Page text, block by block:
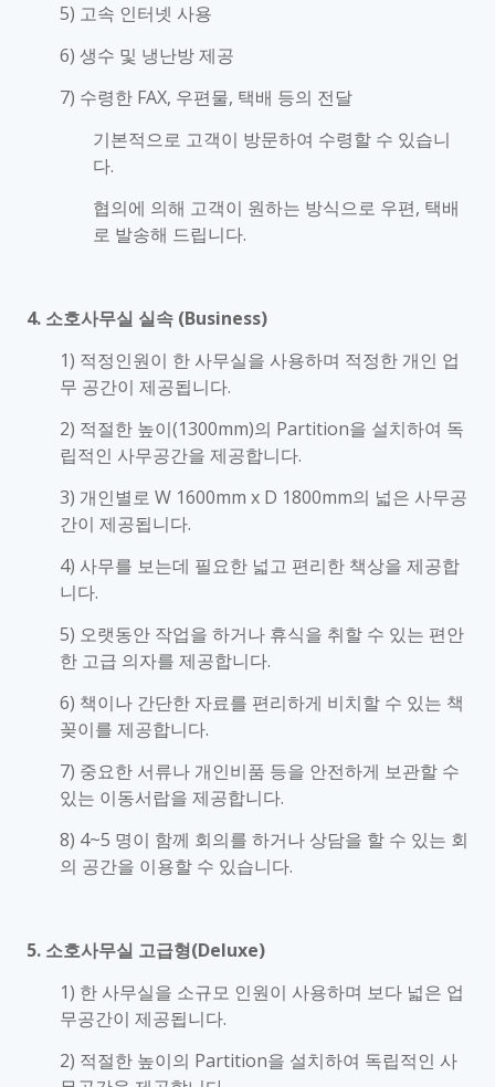
5) 고속 인터넷 사용
6) 생수 및 냉난방 제공
7) 수령한 FAX, 우편물, 택배 등의 전달
기본적으로 고객이 방문하여 수령할 수 있습니
다.
협의에 의해 고객이 원하는 방식으로 우편, 택배
로 발송해 드립니다.
4. 소호사무실 실속 (Business)
1) 적정인원이 한 사무실을 사용하며 적정한 개인 업
무 공간이 제공됩니다.
2) 적절한 높이(1300mm)의 Partition을 설치하여 독
립적인 사무공간을 제공합니다.
3) 개인별로 W 1600mm x D 1800mm의 넓은 사무공
간이 제공됩니다.
4) 사무를 보는데 필요한 넓고 편리한 책상을 제공합
니다.
5) 오랫동안 작업을 하거나 휴식을 취할 수 있는 편안
한 고급 의자를 제공합니다.
6) 책이나 간단한 자료를 편리하게 비치할 수 있는 책
꽂이를 제공합니다.
7) 중요한 서류나 개인비품 등을 안전하게 보관할 수
있는 이동서랍을 제공합니다.
8) 4~5 명이 함께 회의를 하거나 상담을 할 수 있는 회
의 공간을 이용할 수 있습니다.
5. 소호사무실 고급형(Deluxe)
1) 한 사무실을 소규모 인원이 사용하며 보다 넓은 업
무공간이 제공됩니다.
2) 적절한 높이의 Partition을 설치하여 독립적인 사